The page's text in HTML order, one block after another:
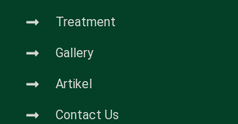
Treatment
Gallery
Artikel
Contact Us